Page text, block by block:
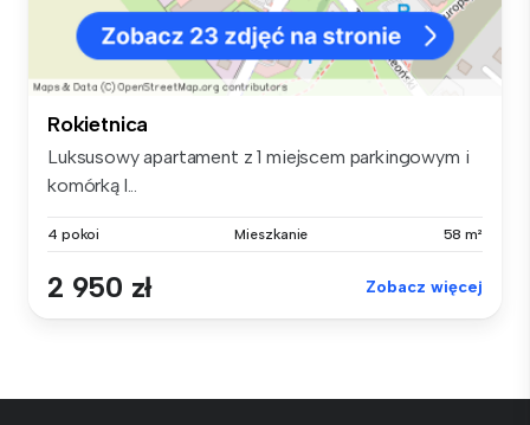
Rokietnica
Luksusowy apartament z 1 miejscem parkingowym i
komórką l...
4 pokoi Mieszkanie 58 m²
2 950 zł Zobacz więcej